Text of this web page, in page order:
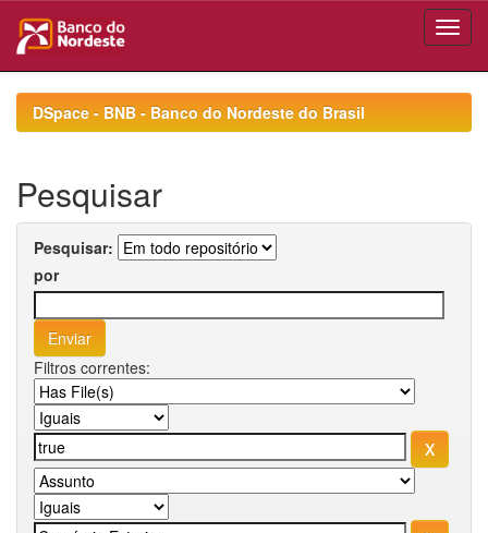
navigationDSpace - BNB - Banco do Nordeste do Brasil
Pesquisar
Pesquisar:
por
Filtros correntes: